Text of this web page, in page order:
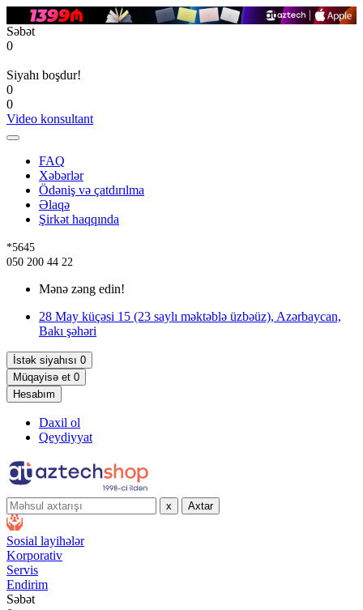
Səbət
0
Siyahı boşdur!
0
0
Video konsultant
FAQ
Xəbərlər
Ödəniş və çatdırılma
Əlaqə
Şirkət haqqında
*5645
050 200 44 22
Mənə zəng edin!
28 May küçəsi 15 (23 saylı məktəblə üzbəüz), Azərbaycan,
Bakı şəhəri
İstək siyahısı 0
Müqayisə et 0
Hesabım
Daxil ol
Qeydiyyat
x Axtar
Sosial layihələr
Korporativ
Servis
Endirim
Səbət